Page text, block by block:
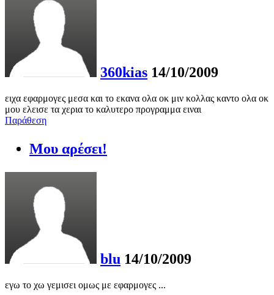
360kias 14/10/2009
ειχα εφαρμογες μεσα και το εκανα ολα οκ μιν κολλας καντο ολα οκ
μου ελεισε τα χερια το καλυτερο προγραμμα ειναι
Παράθεση
Μου αρέσει!
blu 14/10/2009
εγω το χω γεμισει ομως με εφαρμογες ...